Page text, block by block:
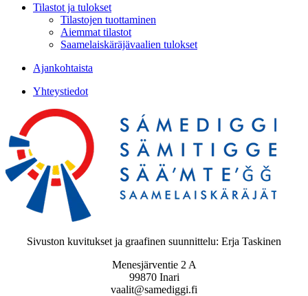
Tilastot ja tulokset
Tilastojen tuottaminen
Aiemmat tilastot
Saamelaiskäräjävaalien tulokset
Ajankohtaista
Yhteystiedot
Sivuston kuvitukset ja graafinen suunnittelu: Erja Taskinen
Menesjärventie 2 A
99870 Inari
vaalit@samediggi.fi